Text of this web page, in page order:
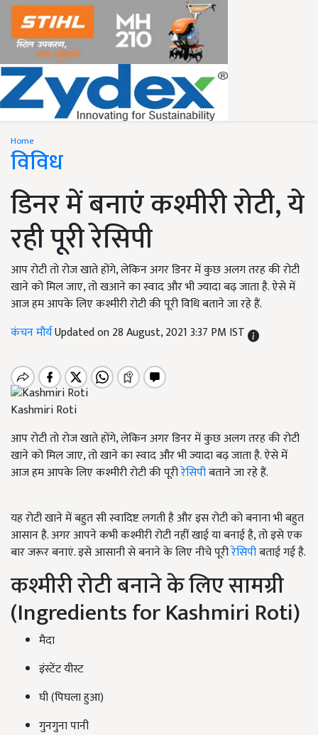
Home
विविध
डिनर में बनाएं कश्मीरी रोटी, ये
रही पूरी रेसिपी
आप रोटी तो रोज खाते होंगे, लेकिन अगर डिनर में कुछ अलग तरह की रोटी
खाने को मिल जाए, तो खआने का स्वाद और भी ज्यादा बढ़ जाता है. ऐसे में
आज हम आपके लिए कश्मीरी रोटी की पूरी विधि बताने जा रहे हैं.
कंचन मौर्यUpdated on 28 August, 2021 3:37 PM IST
Kashmiri Roti
आप रोटी तो रोज खाते होंगे, लेकिन अगर डिनर में कुछ अलग तरह की रोटी
खाने को मिल जाए, तो खाने का स्वाद और भी ज्यादा बढ़ जाता है. ऐसे में
आज हम आपके लिए कश्मीरी रोटी की पूरीरेसिपीबताने जा रहे हैं.
यह रोटी खाने में बहुत सी स्वादिष्ट लगती है और इस रोटी को बनाना भी बहुत
आसान है. अगर आपने कभी कश्मीरी रोटी नहीं खाई या बनाई है, तो इसे एक
बार जरूर बनाएं. इसे आसानी से बनाने के लिए नीचे पूरीरेसिपीबताई गई है.
कश्मीरी रोटी बनाने के लिए सामग्री
(Ingredients for Kashmiri Roti)
मैदा
इंस्टेंट यीस्ट
घी (पिघला हुआ)
गुनगुना पानी